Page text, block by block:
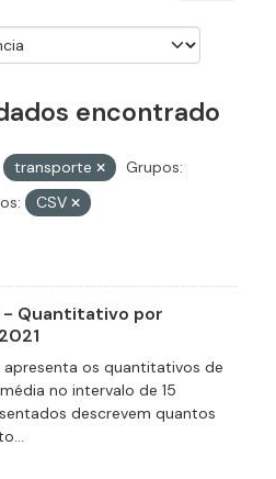
encontrado
transporte
Grupos:
CSV
- Quantitativo por
os quantitativos de
no intervalo de 15
descrevem quantos